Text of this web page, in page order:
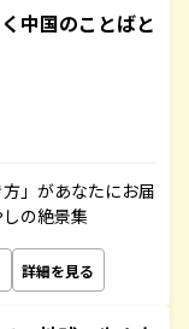
中国のことばと
」があなたにお届
の絶景集
詳細を見る